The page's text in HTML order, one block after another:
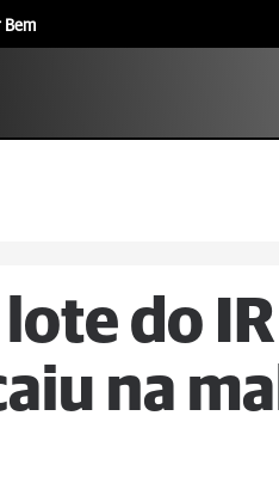
Bem
do
na